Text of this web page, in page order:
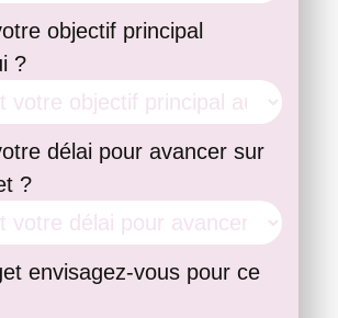
objectif principal
?
délai pour avancer sur
?
envisagez-vous pour ce